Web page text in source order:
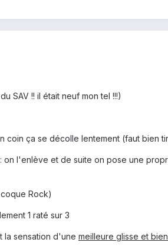
SAV !! il était neuf mon tel !!!)
ça se décolle lentement (faut bien
on l'enlève et de suite on pose une
Rock)
1 raté sur 3
la sensation d'une meilleure glisse et